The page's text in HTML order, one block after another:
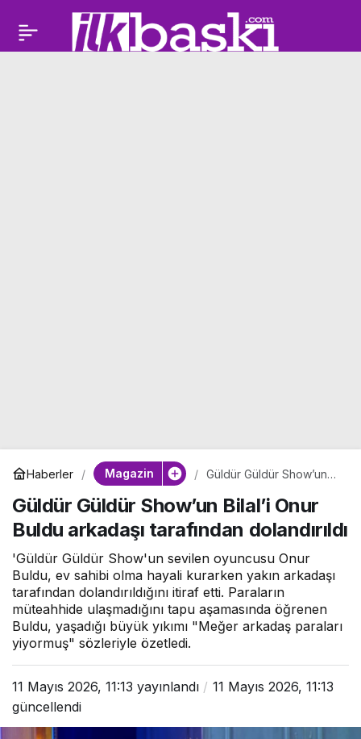
Haberler Magazin
Güldür Güldür Show’un
arkadaşı tarafından
dolandırıldı
Güldür Güldür Show’un Bilal’i Onur
Buldu arkadaşı tarafından dolandırıldı
'Güldür Güldür Show'un sevilen oyuncusu Onur
Buldu, ev sahibi olma hayali kurarken yakın arkadaşı
tarafından dolandırıldığını itiraf etti. Paraların
müteahhide ulaşmadığını tapu aşamasında öğrenen
Buldu, yaşadığı büyük yıkımı "Meğer arkadaş paraları
yiyormuş" sözleriyle özetledi.
11 Mayıs 2026, 11:13 yayınlandı
11 Mayıs 2026, 11:13
güncellendi
Jennifer Lopez’den